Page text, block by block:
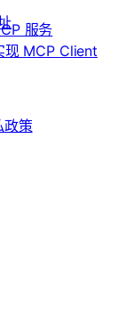
服务
现 MCP Client
政策